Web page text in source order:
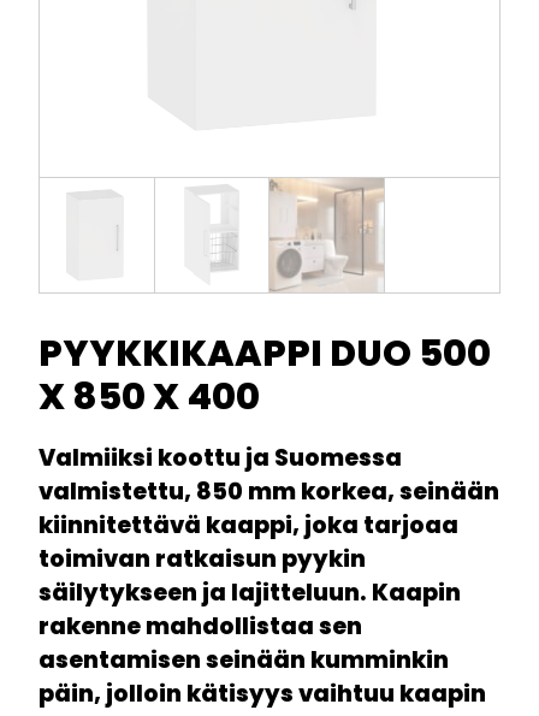
PYYKKIKAAPPI DUO 500
X 850 X 400
Valmiiksi koottu ja Suomessa
valmistettu, 850 mm korkea, seinään
kiinnitettävä kaappi, joka tarjoaa
toimivan ratkaisun pyykin
säilytykseen ja lajitteluun. Kaapin
rakenne mahdollistaa sen
asentamisen seinään kumminkin
päin, jolloin kätisyys vaihtuu kaapin